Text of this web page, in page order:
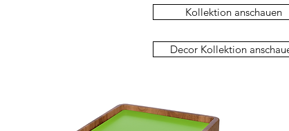
Kollektion anschauen
Decor Kollektion